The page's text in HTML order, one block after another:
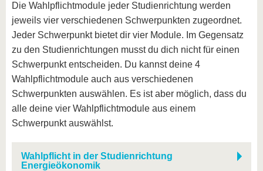
Die Wahlpflichtmodule jeder Studienrichtung werden
jeweils vier verschiedenen Schwerpunkten zugeordnet.
Jeder Schwerpunkt bietet dir vier Module. Im Gegensatz
zu den Studienrichtungen musst du dich nicht für einen
Schwerpunkt entscheiden. Du kannst deine 4
Wahlpflichtmodule auch aus verschiedenen
Schwerpunkten auswählen. Es ist aber möglich, dass du
alle deine vier Wahlpflichtmodule aus einem
Schwerpunkt auswählst.
Wahlpflicht in der Studienrichtung
Energieökonomik